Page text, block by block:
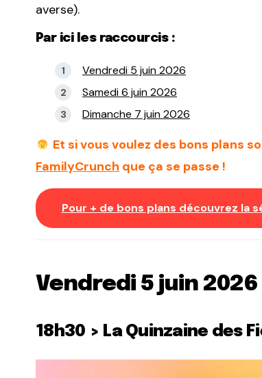
averse).
Par ici les raccourcis :
Vendredi 5 juin 2026
Samedi 6 juin 2026
Dimanche 7 juin 2026
Et si vous voulez des bons plans
FamilyCrunch que ça se passe !
Pour + de bons plans découvrez la
Vendredi 5 juin 2026
18h30 > La Quinzaine des